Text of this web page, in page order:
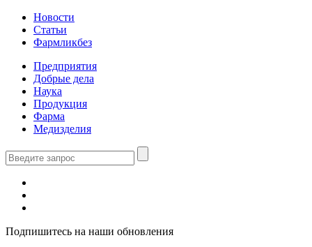
Новости
Статьи
Фармликбез
Предприятия
Добрые дела
Наука
Продукция
Фарма
Медизделия
Подпишитесь на наши обновления